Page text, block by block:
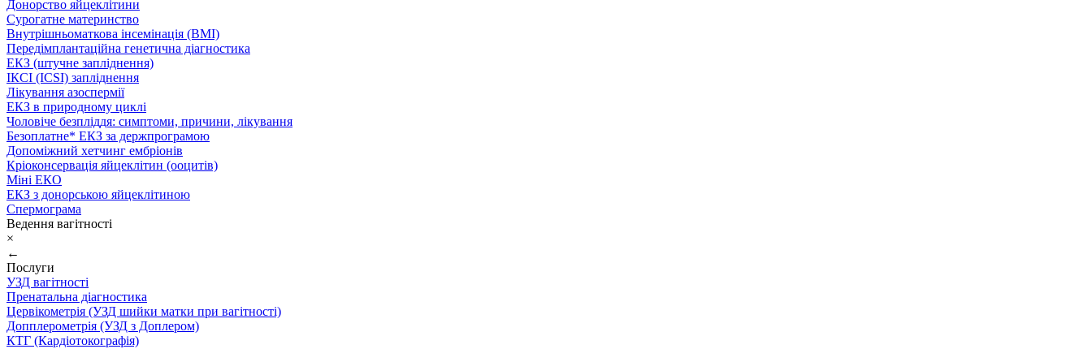
Донорство яйцеклітини
Сурогатне материнство
Внутрішньоматкова інсемінація (ВМІ)
Передімплантаційна генетична діагностика
ЕКЗ (штучне запліднення)
ІКСІ (ICSI) запліднення
Лікування азоспермії
ЕКЗ в природному циклі
Чоловіче безпліддя: симптоми, причини, лікування
Безоплатне* ЕКЗ за держпрограмою
Допоміжний хетчинг ембріонів
Кріоконсервація яйцеклітин (ооцитів)
Міні ЕКО
ЕКЗ з донорською яйцеклітиною
Спермограма
Ведення вагітності
×
←
Послуги
УЗД вагітності
Пренатальна діагностика
Цервікометрія (УЗД шийки матки при вагітності)
Допплерометрія (УЗД з Доплером)
КТГ (Кардіотокографія)